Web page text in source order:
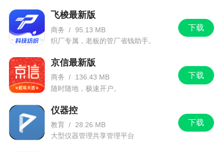
下载
飞梭最新版
商务 / 95.13 MB
织厂专属，老板的管厂省钱助手。
下载
京信最新版
商务 /
136.43 MB
随时随地，极速开户。
下载
仪器控
教育 /
28.26 MB
大型仪器管理共享管理平台